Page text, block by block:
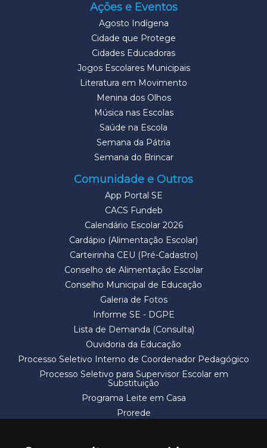
Ações e Eventos
Agosto Indígena
Cidade que Protege
Cidades Educadoras
Jogos Escolares Municipais
Literatura em Movimento
Menina dos Olhos
Música nas Escolas
Saúde na Escola
Semana da Pátria
Semana do Brincar
Comunidade e Outros
App Portal SE
CACS Fundeb
Calendário Escolar 2026
Cardápio (Alimentação Escolar)
Carteirinha CEU (Pré-Cadastro)
Conselho de Alimentação Escolar
Conselho Municipal de Educação
Galeria de Fotos
Informe SE - DGPE
Lista de Demanda (Consulta)
Ouvidoria da Educação
Processo Seletivo Interno de Coordenador Pedagógico
Processo Seletivo para Supervisor Escolar em
Substituição
Programa Leite em Casa
Prorede